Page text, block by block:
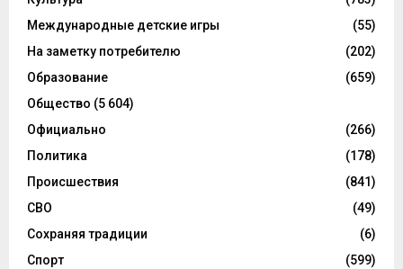
Международные детские игры
(55)
На заметку потребителю
(202)
Образование
(659)
Общество (5 604)
Официально
(266)
Политика
(178)
Происшествия
(841)
СВО
(49)
Сохраняя традиции
(6)
Спорт
(599)